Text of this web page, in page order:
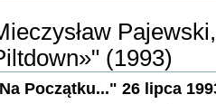
(1993)
Początku..." 26 lipca